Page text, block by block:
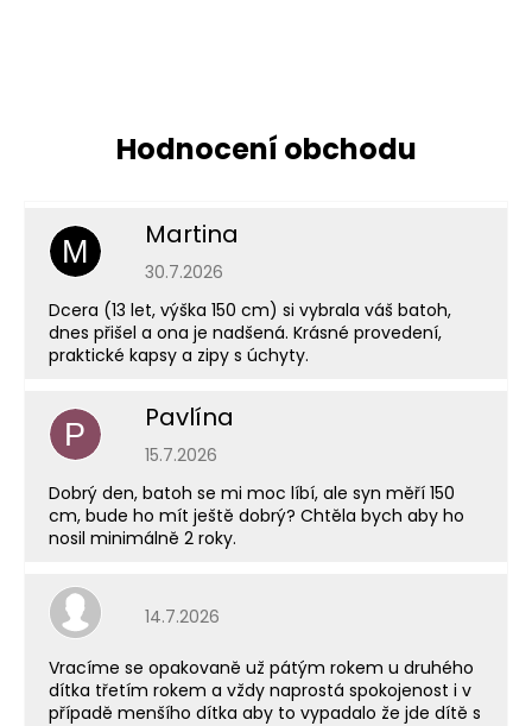
M Martina
Hodnocení obchodu je 5 z 5 hvězdiček.
30.7.2026
Dcera (13 let, výška 150 cm) si vybrala váš batoh,
dnes přišel a ona je nadšená. Krásné provedení,
praktické kapsy a zipy s úchyty.
P Pavlína
Hodnocení obchodu je 5 z 5 hvězdiček.
15.7.2026
Dobrý den, batoh se mi moc líbí, ale syn měří 150
cm, bude ho mít ještě dobrý? Chtěla bych aby ho
nosil minimálně 2 roky.
Hodnocení obchodu je 5 z 5 hvězdiček.
14.7.2026
Vracíme se opakovaně už pátým rokem u druhého
dítka třetím rokem a vždy naprostá spokojenost i v
případě menšího dítka aby to vypadalo že jde dítě s